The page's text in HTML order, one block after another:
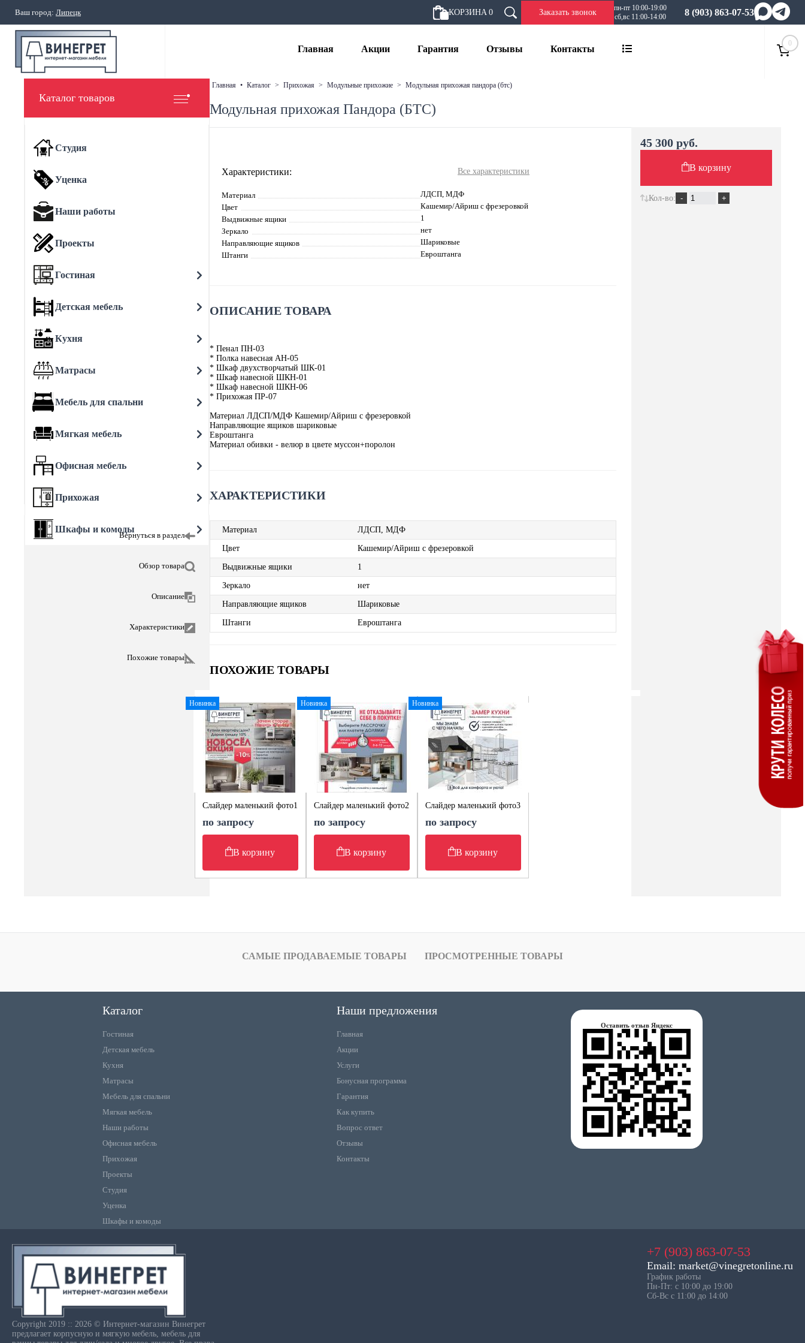
Ваш город: Липецк КОРЗИНА 0 Заказать звонок
пн-пт 10:00-19:00
сб,вс 11:00-14:00
8 (903) 863-07-53
Главная Акции Гарантия Отзывы Контакты
0
Каталог товаров
Студия
Уценка
Наши работы
Проекты
Гостиная
Детская мебель
Кухня
Матрасы
Мебель для спальни
Мягкая мебель
Офисная мебель
Прихожая
Шкафы и комоды
Вернуться в раздел
Обзор товара
Описание
Характеристики
Похожие товары
главная • каталог > прихожая > модульные прихожие > модульная прихожая пандора (бтс)
Модульная прихожая Пандора (БТС)
Характеристики: Все характеристики
Материал
ЛДСП, МДФ
Цвет
Кашемир/Айриш с фрезеровкой
Выдвижные ящики
1
Зеркало
нет
Направляющие ящиков
Шариковые
Штанги
Евроштанга
ОПИСАНИЕ ТОВАРА
* Пенал ПН-03
* Полка навесная АН-05
* Шкаф двухстворчатый ШК-01
* Шкаф навесной ШКН-01
* Шкаф навесной ШКН-06
* Прихожая ПР-07
Материал ЛДСП/МДФ Кашемир/Айриш с фрезеровкой
Направляющие ящиков шариковые
Евроштанга
Материал обивки - велюр в цвете муссон+поролон
ХАРАКТЕРИСТИКИ
Материал ЛДСП, МДФ
Цвет Кашемир/Айриш с фрезеровкой
Выдвижные ящики 1
Зеркало нет
Направляющие ящиков Шариковые
Штанги Евроштанга
ПОХОЖИЕ ТОВАРЫ
Новинка
Слайдер маленький фото1
по запросу
В корзину
Новинка
Слайдер маленький фото2
по запросу
В корзину
Новинка
Слайдер маленький фото3
по запросу
В корзину
45 300 руб.
В корзину
Кол-во:
САМЫЕ ПРОДАВАЕМЫЕ ТОВАРЫ ПРОСМОТРЕННЫЕ ТОВАРЫ
Каталог
Гостиная
Детская мебель
Кухня
Матрасы
Мебель для спальни
Мягкая мебель
Наши работы
Офисная мебель
Прихожая
Проекты
Студия
Уценка
Шкафы и комоды
Наши предложения
Главная
Акции
Услуги
Бонусная программа
Гарантия
Как купить
Вопрос ответ
Отзывы
Контакты
Оставить отзыв Яндекс
Copyright 2019 :: 2026 © Интернет-магазин Винегрет
предлагает корпусную и мягкую мебель, мебель для
+7 (903) 863-07-53
Email: market@vinegretonline.ru
График работы
Пн-Пт: с 10:00 до 19:00
Сб-Вс с 11:00 до 14:00